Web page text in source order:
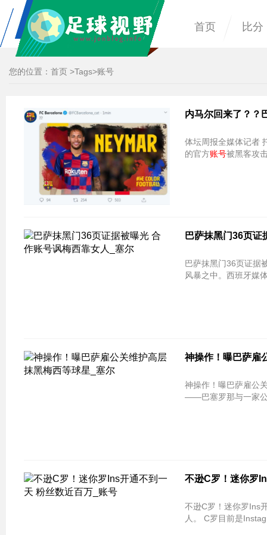
首页 比分
您的位置： 首页 >Tags>账号
内马尔回来了？？
体坛周报全媒体记者
的官方账号被黑客攻
巴萨抹黑门36页证
巴萨抹黑门36页证据
风暴之中。西班牙媒
神操作！曝巴萨雇
神操作！曝巴萨雇公关维护高层 抹黑
——巴塞罗那与一家公
不逊C罗！迷你罗
不逊C罗！迷你罗Ins
人。 C罗目前是